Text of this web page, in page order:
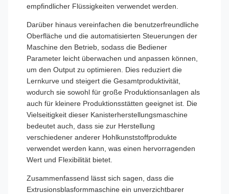
empfindlicher Flüssigkeiten verwendet werden.
Darüber hinaus vereinfachen die benutzerfreundliche
Oberfläche und die automatisierten Steuerungen der
Maschine den Betrieb, sodass die Bediener
Parameter leicht überwachen und anpassen können,
um den Output zu optimieren. Dies reduziert die
Lernkurve und steigert die Gesamtproduktivität,
wodurch sie sowohl für große Produktionsanlagen als
auch für kleinere Produktionsstätten geeignet ist. Die
Vielseitigkeit dieser Kanisterherstellungsmaschine
bedeutet auch, dass sie zur Herstellung
verschiedener anderer Hohlkunststoffprodukte
verwendet werden kann, was einen hervorragenden
Wert und Flexibilität bietet.
Zusammenfassend lässt sich sagen, dass die
Extrusionsblasformmaschine ein unverzichtbarer